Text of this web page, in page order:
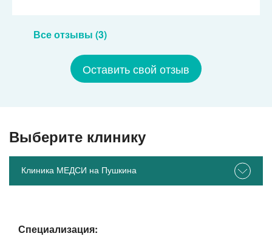
Все отзывы (3)
Оставить свой отзыв
Выберите клинику
Клиника МЕДСИ на Пушкина
Специализация: